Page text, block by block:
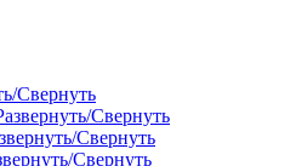
Свернуть
Свернуть
Свернуть
Свернуть